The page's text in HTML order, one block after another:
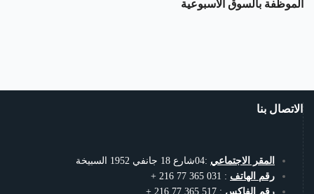
الموظفة بالسوق الاسبوعية
الاتصال بنا
المقر الاجتماعي :04شارع 18 جانفي 1952 السبيخة
رقم الهاتف : 031 365 77 216 +
رقم الفاكس : 517 365 77 216 +